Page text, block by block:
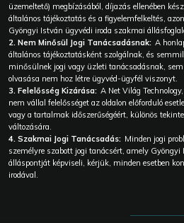
üzemeltető) megbízásából, díjazás ellenében
általános tájékoztatás és a figyelemfelkeltés,
Gyöngyi István ügyvédi iroda szakmai
2. Nem Minősül Jogi Tanácsadásnak: A
általános tájékoztatásként szolgálnak, és
minősülnek jogi vagy üzleti tanácsadásnak,
olvasása nem hoz létre ügyvéd-ügyfél viszonyt.
3. Felelősség Kizárása: A Net Világ
nem vállal felelősséget az oldalon előforduló
vagy a tartalmak időszerűségéért, különös
változására.
4. Szakmai Jogi Tanácsadás: Minden jogi
személyre szabott jogi tanácsért, amely
álláspontját képviseli, kérjük, minden esetben
irodával.